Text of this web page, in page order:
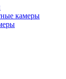
камеры